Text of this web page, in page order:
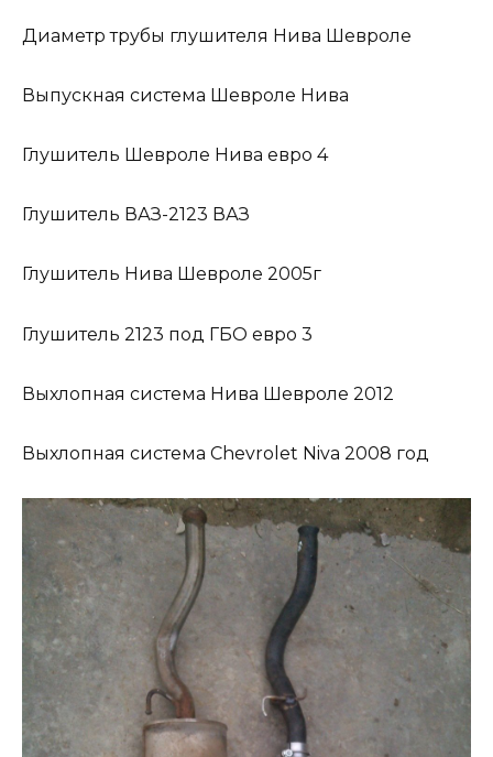
Диаметр трубы глушителя Нива Шевроле
Выпускная система Шевроле Нива
Глушитель Шевроле Нива евро 4
Глушитель ВАЗ-2123 ВАЗ
Глушитель Нива Шевроле 2005г
Глушитель 2123 под ГБО евро 3
Выхлопная система Нива Шевроле 2012
Выхлопная система Chevrolet Niva 2008 год